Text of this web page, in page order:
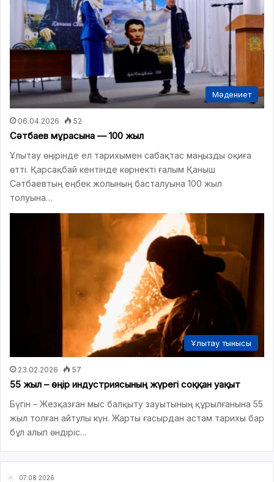
Мәдениет
06.04.2026 52
Сәтбаев мұрасына — 100 жыл
Ұлытау өңірінде ел тарихымен сабақтас маңызды оқиға
өтті. Қарсақбай кентінде көрнекті ғалым Қаныш
Сәтбаевтың еңбек жолының басталуына 100 жыл
толуына…
Ұлытау тынысы
23.02.2026 57
55 жыл – өңір индустриясының жүрегі соққан уақыт
Бүгін – Жезқазған мыс балқыту зауытының құрылғанына 55
жыл толған айтулы күн. Жарты ғасырдан астам тарихы бар
бұл алып өндіріс…
07.08.2026